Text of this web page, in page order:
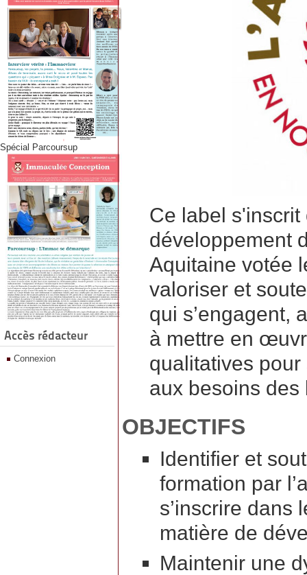
Spécial Parcoursup
Accès rédacteur
Connexion
Ce label
développement
Aquitaine votée
valoriser et
qui s’engagent,
à mettre en
qualitatives pour
aux besoins
OBJECTIFS
Identifier et
formation par
s’inscrire dans
matière de
Maintenir une